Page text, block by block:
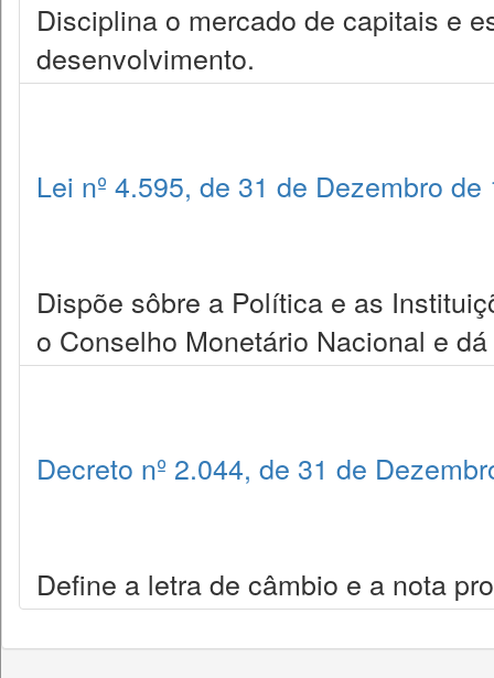
Disciplina o mercado de capitais e
desenvolvimento.
Lei nº 4.595, de 31 de Dezembro de
Dispõe sôbre a Política e as
o Conselho Monetário Nacional e
Decreto nº 2.044, de 31 de
Define a letra de câmbio e a nota